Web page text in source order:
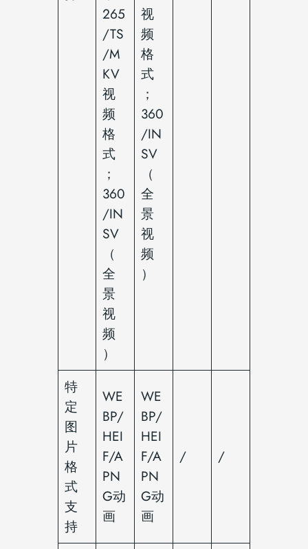
265
/TS
/M
KV
视
频
格
式
；
360
/IN
SV
（
全
景
视
频
）
视
频
格
式
；
360
/IN
SV
（
全
景
视
频
）
特
定
图
片
格
式
支
持
WE
BP/
HEI
F/A
PN
G动
画
WE
BP/
HEI
F/A
PN
G动
画
/ /